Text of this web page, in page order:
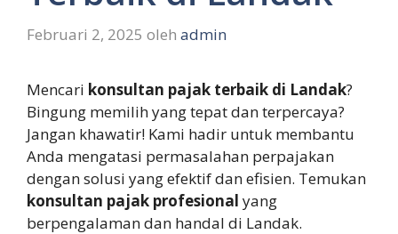
Februari 2, 2025 oleh admin
Mencari konsultan pajak terbaik di Landak?
Bingung memilih yang tepat dan terpercaya?
Jangan khawatir! Kami hadir untuk membantu
Anda mengatasi permasalahan perpajakan
dengan solusi yang efektif dan efisien. Temukan
konsultan pajak profesional yang
berpengalaman dan handal di Landak.